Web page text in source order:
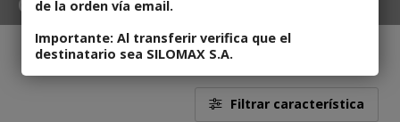
de la orden vía email.
Importante: Al transferir verifica que el
destinatario sea SILOMAX S.A.
Memoria DIMM, DDR, DDR2, SODIMM, Memoria para
notebook,2
Filtrar característica